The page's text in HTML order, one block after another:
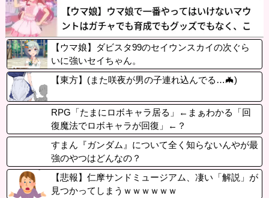
【ウマ娘】ダビスタ99のセイウンスカイの次ぐら
いに強いセイちゃん。
【東方】(また咲夜が男の子連れ込んでる…🦇)
RPG「たまにロボキャラ居る」←まぁわかる「回
復魔法でロボキャラが回復」←？
すまん『ガンダム』について全く知らないんやが最
強のやつはどんなの？
【悲報】仁摩サンドミュージアム、凄い「解説」が
見つかってしまうｗｗｗｗｗｗ